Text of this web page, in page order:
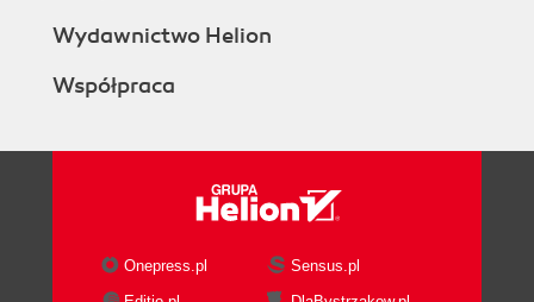
Wydawnictwo Helion
Współpraca
Onepress.pl
Sensus.pl